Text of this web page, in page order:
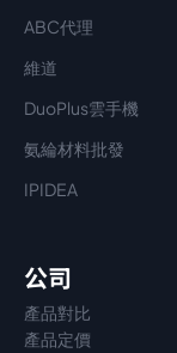
ABC代理
維道
DuoPlus雲手機
氨綸材料批發
IPIDEA
公司
產品對比
產品定價